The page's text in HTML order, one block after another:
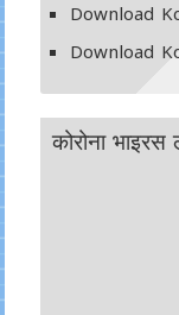
Download
Download
कोरोना भाइरस